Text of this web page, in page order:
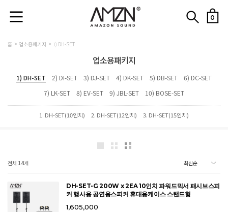
0
홈 업소용패키지 1) DH-SET
업소용패키지
1) DH-SET 2) DI-SET 3) DJ-SET 4) DK-SET 5) DB-SET
6) DC-SET
7) LK-SET
8) EV-SET 9) JBL-SET 10) BOSE-SET
1. DH-SET(10인치) 2. DH-SET(12인치) 3. DH-SET(15인치)
전체 14개
DH-SET-G 200W x 2EA 10인치 파워드믹서 패시브스피
커 행사용 공연용스피커 휴대용케이스 스탠드형
1,605,000